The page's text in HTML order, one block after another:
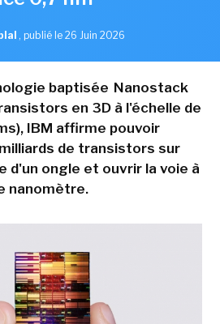
, publié le 26 Juin 2026
baptisée Nanostack
en 3D à l'échelle de
IBM affirme pouvoir
de transistors sur
d'un ongle et ouvrir la voie à
nanomètre.